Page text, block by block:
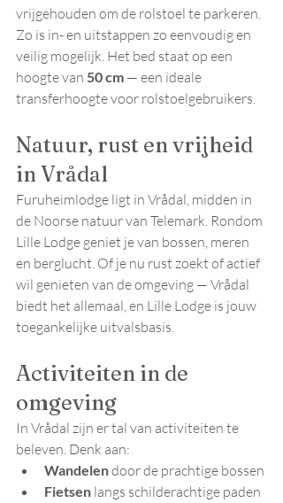
vrijgehouden om de rolstoel te parkeren.
Zo is in- en uitstappen zo eenvoudig en
veilig mogelijk. Het bed staat op een
hoogte van 50 cm — een ideale
transferhoogte voor rolstoelgebruikers.
Natuur, rust en vrijheid
in Vrådal
Furuheimlodge ligt in Vrådal, midden in
de Noorse natuur van Telemark. Rondom
Lille Lodge geniet je van bossen, meren
en berglucht. Of je nu rust zoekt of actief
wil genieten van de omgeving — Vrådal
biedt het allemaal, en Lille Lodge is jouw
toegankelijke uitvalsbasis.
Activiteiten in de
omgeving
In Vrådal zijn er tal van activiteiten te
beleven. Denk aan:
Wandelen door de prachtige bossen
Fietsen langs schilderachtige paden